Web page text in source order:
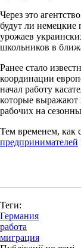
Через это
будут ли немецкие
урожаев
школьников в
Ранее стало
координации
начал работу
которые выражают
рабочих на
Тем временем, как
предпринимателей
Теги:
Германия
работа
миграция